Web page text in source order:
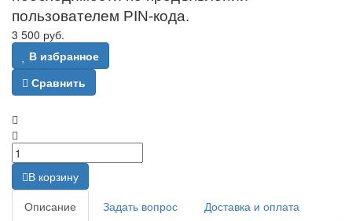
пользователем PIN-кода.
3 500 руб.
В избранное
Сравнить
В корзину
Описание
Задать вопрос
Доставка и оплата